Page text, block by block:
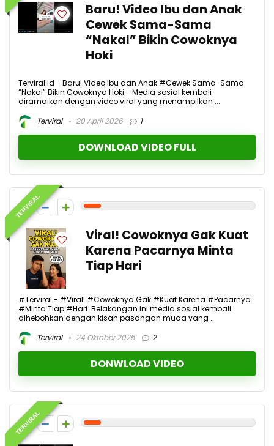
Baru! Video Ibu dan Anak
Cewek Sama-Sama
“Nakal” Bikin Cowoknya
Hoki
Terviral.id - Baru! Video Ibu dan Anak #Cewek Sama-Sama
“Nakal” Bikin Cowoknya Hoki - Media sosial kembali
diramaikan dengan video viral yang menampilkan ...
Terviral
20 April 2026 1
DOWNLOAD VIDEO FULL
TERVIRAL
1
Viral! Cowoknya Gak Kuat
Karena Pacarnya Minta
Tiap Hari
#Terviral - #Viral! #Cowoknya Gak #Kuat Karena #Pacarnya
#Minta Tiap #Hari. Belakangan ini media sosial kembali
dihebohkan dengan kisah pasangan muda yang ...
Terviral
24 Oktober 2025 2
DONWLOAD VIDEO
TERVIRAL
1